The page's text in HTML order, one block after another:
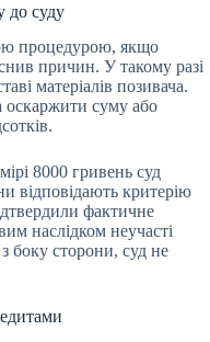
до суду
процедурою, якщо
причин. У такому разі
матеріалів позивача.
суму або
8000 гривень суд
відповідають критерію
фактичне
наслідком неучасті
з боку сторони, суд не